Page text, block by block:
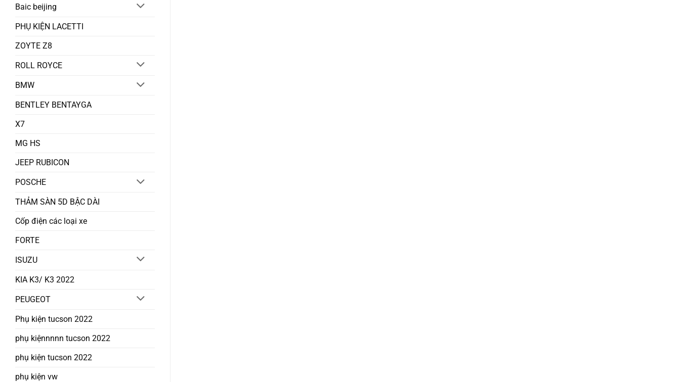
Baic beijing
PHỤ KIỆN LACETTI
ZOYTE Z8
ROLL ROYCE
BMW
BENTLEY BENTAYGA
X7
MG HS
JEEP RUBICON
POSCHE
THẢM SÀN 5D BẬC DÀI
Cốp điện các loại xe
FORTE
ISUZU
KIA K3/ K3 2022
PEUGEOT
Phụ kiện tucson 2022
phụ kiệnnnnn tucson 2022
phụ kiện tucson 2022
phụ kiện vw